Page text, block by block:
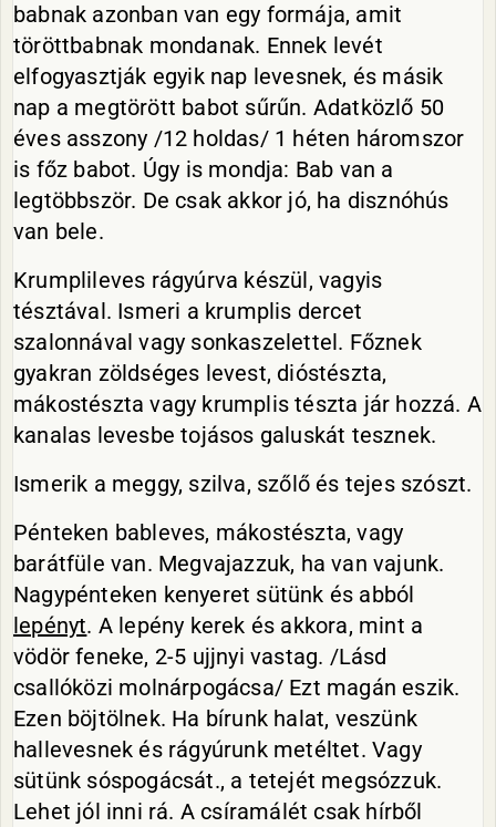
babnak azonban van egy formája, amit
töröttbabnak mondanak. Ennek levét
elfogyasztják egyik nap levesnek, és másik
nap a megtörött babot sűrűn. Adatközlő 50
éves asszony /12 holdas/ 1 héten háromszor
is főz babot. Úgy is mondja: Bab van a
legtöbbször. De csak akkor jó, ha disznóhús
van bele.
Krumplileves rágyúrva készül, vagyis
tésztával. Ismeri a krumplis dercet
szalonnával vagy sonkaszelettel. Főznek
gyakran zöldséges levest, dióstészta,
mákostészta vagy krumplis tészta jár hozzá. A
kanalas levesbe tojásos galuskát tesznek.
Ismerik a meggy, szilva, szőlő és tejes szószt.
Pénteken bableves, mákostészta, vagy
barátfüle van. Megvajazzuk, ha van vajunk.
Nagypénteken kenyeret sütünk és abból
lepényt. A lepény kerek és akkora, mint a
vödör feneke, 2-5 ujjnyi vastag. /Lásd
csallóközi molnárpogácsa/ Ezt magán eszik.
Ezen böjtölnek. Ha bírunk halat, veszünk
hallevesnek és rágyúrunk metéltet. Vagy
sütünk sóspogácsát., a tetejét megsózzuk.
Lehet jól inni rá. A csíramálét csak hírből